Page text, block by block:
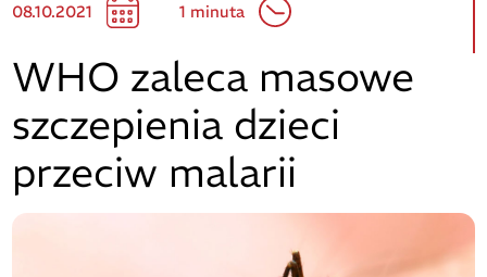
08.10.2021 1 minuta
WHO zaleca masowe
szczepienia dzieci
przeciw malarii